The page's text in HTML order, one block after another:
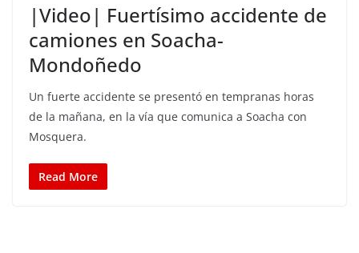
|Video| Fuertísimo accidente de
camiones en Soacha-
Mondoñedo
Un fuerte accidente se presentó en tempranas horas
de la mañana, en la vía que comunica a Soacha con
Mosquera.
Read More